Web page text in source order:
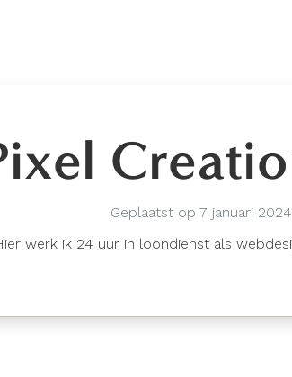
Geplaatst op 7 januari 2024
werk ik 24 uur in loondienst als